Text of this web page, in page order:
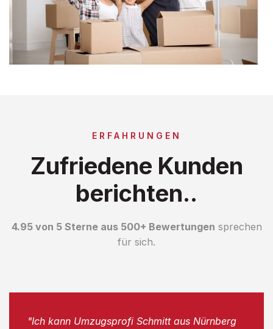
ERFAHRUNGEN
Zufriedene Kunden
berichten..
4.95 von 5 Sterne aus 500+ Bewertungen sprechen
für sich.
"Ich kann Umzugsprofi Schmitt aus Nürnberg